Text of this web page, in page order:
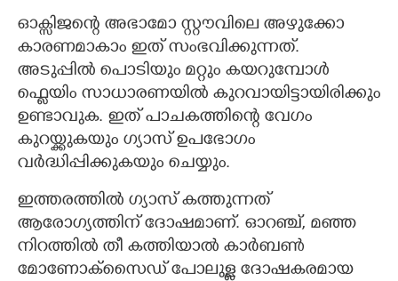
ഓക്സിജന്റെ അഭാമോ സ്റ്റൗവിലെ അഴുക്കോ
കാരണമാകാം ഇത് സംഭവിക്കുന്നത്.
അടുപ്പിൽ പൊടിയും മറ്റും കയറുമ്പോൾ
ഫ്ളെയിം സാധാരണയിൽ കുറവായിട്ടായിരിക്കും
ഉണ്ടാവുക. ഇത് പാചകത്തിന്റെ വേഗം
കുറയ്ക്കുകയും ഗ്യാസ് ഉപഭോഗം
വർദ്ധിപ്പിക്കുകയും ചെയ്യും.
ഇത്തരത്തിൽ ഗ്യാസ് കത്തുന്നത്
ആരോഗ്യത്തിന് ദോഷമാണ്. ഓറഞ്ച്, മഞ്ഞ
നിറത്തിൽ തീ കത്തിയാൽ കാർബൺ
മോണോക്സെെഡ് പോലുള്ള ദോഷകരമായ